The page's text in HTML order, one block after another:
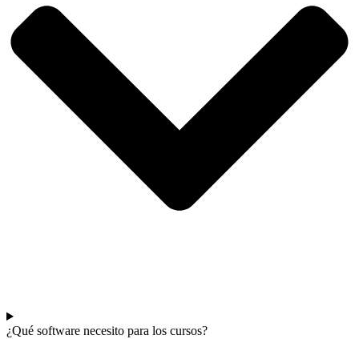
¿Qué software necesito para los cursos?